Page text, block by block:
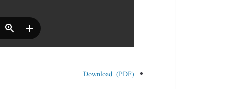
Download (PDF)